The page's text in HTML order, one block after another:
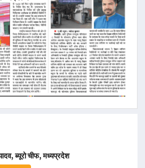
ब्यूरो चीफ, मध्यप्रदेश